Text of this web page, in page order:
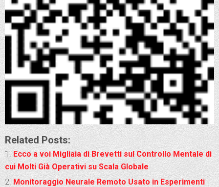
Related Posts:
Ecco a voi Migliaia di Brevetti sul Controllo Mentale di
cui Molti Già Operativi su Scala Globale
Monitoraggio Neurale Remoto Usato in Esperimenti